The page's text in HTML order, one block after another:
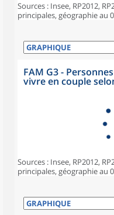
Sources : Insee, RP2012,
principales, géographie au
FAM G3 -
vivre en couple
Sources : Insee, RP2012,
principales, géographie au